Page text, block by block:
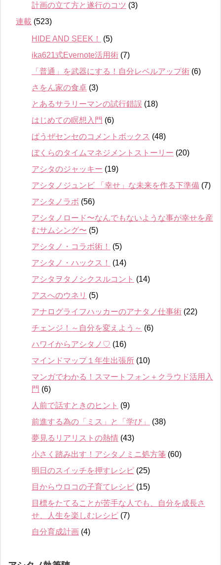
計画の立て方と遂行のコツ (3)
連載 (523)
HIDE AND SEEK！
(5)
ika621式Evernote活用術 (7)
「普通」を武器にする！自分レベルアップ術 (6)
さをん家の食卓 (3)
とあるサラリーマンの試行錯誤 (18)
はじめての瞑想入門 (6)
ぱうぜセンセのコメントボックス (48)
ぼくらのタイムマネジメントストーリー (20)
アシタのジャッキー (19)
アシタノジュンビ 「幸せ」な未来を作る下準備 (7)
アシタノラボ (56)
アシタノロード〜なんでもないような事が幸せを産
むサムシング〜 (5)
アシタノ・コラボ術！
(5)
アシタノ・ハックス！
(14)
アシタヲタノシクスルコント (14)
アスへのウネリ (5)
アナログライフハッカーのアナタノ仕事術 (22)
チェンジ！～自分を変えよう～ (6)
ハワイからアシタノ♡ (16)
マインドマップ１年生出張所 (10)
マンガでわかる！スマートフォン＋クラウド活用入
門 (6)
人前で話すときのヒント (9)
前進する為の「ミス」と「学び」
(38)
夢見るリアリストの熱情 (43)
小さく踏み出す！アシタノミニ処方箋 (60)
明日のスイッチを押すレシピ (25)
目からウロコの子育てレシピ (15)
目標をたてることが苦手な人でも、自分を成長さ
せ、人生を楽しむレシピ (7)
自分育成計画 (4)